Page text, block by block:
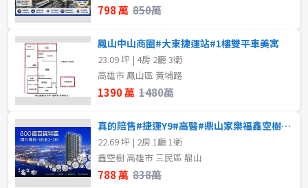
798 萬 850萬
鳳山中山商圈#大東捷運站#1樓雙平車美寓
23.09 坪 | 4房 2廳 3衛
高雄市 鳳山區 黃埔路
1390 萬 1480萬
真的賠售#捷運Y9#高醫#鼎山家樂福鑫空樹(預售屋)
22.69 坪 | 2房 1廳 1衛
鑫空樹 高雄市 三民區 鼎山
788 萬 838萬